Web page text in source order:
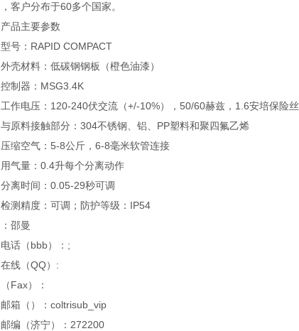
，客户分布于60多个国家。
产品主要参数
型号：RAPID COMPACT
外壳材料：低碳钢钢板（橙色油漆）
控制器：MSG3.4K
工作电压：120-240伏交流（+/-10%），50/60赫兹，1.6安培保险丝
与原料接触部分：304不锈钢、铝、PP塑料和聚四氟乙烯
压缩空气：5-8公斤，6-8毫米软管连接
用气量：0.4升每个分离动作
分离时间：0.05-29秒可调
检测精度：可调；防护等级：IP54
：邵曼
电话（bbb）：;
在线（QQ）:
（Fax）：
邮箱（）：coltrisub_vip
邮编（济宁）：272200